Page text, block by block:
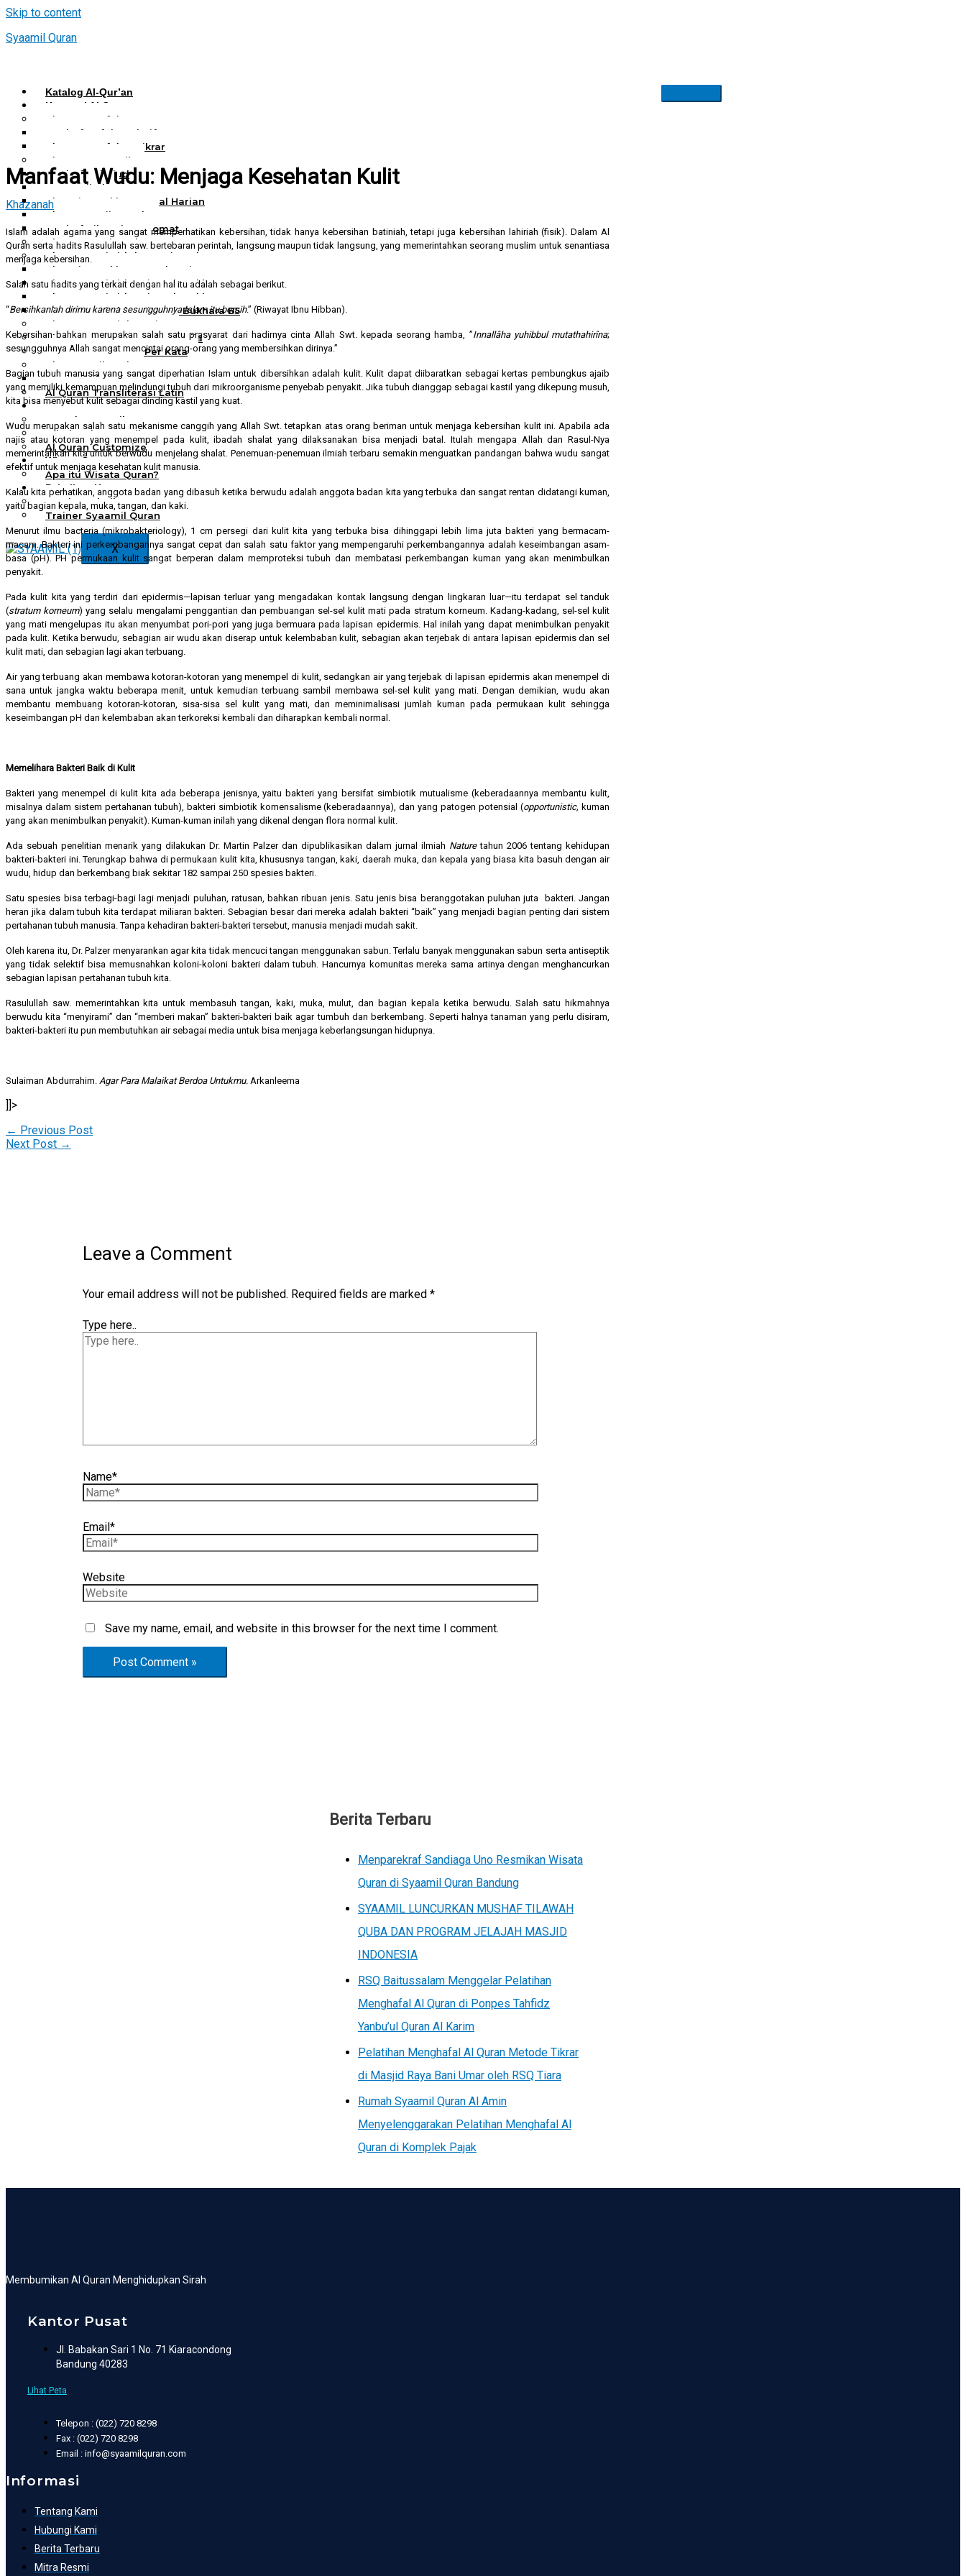
Skip to content
Syaamil Quran
Katalog Al-Qur’an
Kategori Al Quran
Al Quran Hafalan
Mushaf Hafalan Al Hifz
Al Quran Hafalan Tikrar
Al Quran Tematik
Mushaf Tahajud
Quran Hijrah
Al-Qur’an Bukhara Amal Harian
Al Quran Haji Umrah
Mushaf Tilawah Maqomat
Al Quran Terjemah
Al Quran Tajwid dan Terjemah
Al-Qur’an Bukhara Amal Harian
Al Quran Tajwid Terjemah Bukhara A6
Al Quran Tajwid Terjemah Bukhara A5
Al Quran Tajwid Terjemah Bukhara B5
Al Quran Spesial Wanita
Al Quran Spesial Wanita Azalia
Al Quran Terjemah Per Kata
Al Quran Tilawah
Mushaf Tilawah Quba
Al Quran Transliterasi Latin
Kemitraan
Rumah Syaamil
Wholesale & Retail
Al Quran Customize
Wisata Quran
Apa itu Wisata Quran?
Pelatihan Kequranan
Apa itu Pelatihan Quran?
Trainer Syaamil Quran
X
Manfaat Wudu: Menjaga Kesehatan Kulit
Khazanah
Islam adalah agama yang sangat memperhatikan kebersihan, tidak hanya kebersihan batiniah, tetapi juga kebersihan lahiriah (fisik). Dalam Al
Quran serta hadits Rasulullah saw. bertebaran perintah, langsung maupun tidak langsung, yang memerintahkan seorang muslim untuk senantiasa
menjaga kebersihan.
Salah satu hadits yang terkait dengan hal itu adalah sebagai berikut.
“Bersihkanlah dirimu karena sesungguhnya Islam itu bersih.” (Riwayat Ibnu Hibban).
Kebersihan bahkan merupakan salah satu prasyarat dari hadirnya cinta Allah Swt. kepada seorang hamba, ”Innallâha yuhibbul mutathahirîna;
sesungguhnya Allah sangat mencintai orang-orang yang membersihkan dirinya.”
Bagian tubuh manusia yang sangat diperhatian Islam untuk dibersihkan adalah kulit. Kulit dapat diibaratkan sebagai kertas pembungkus ajaib
yang memiliki kemampuan melindungi tubuh dari mikroorganisme penyebab penyakit. Jika tubuh dianggap sebagai kastil yang dikepung musuh,
kita bisa menyebut kulit sebagai dinding kastil yang kuat.
Wudu merupakan salah satu mekanisme canggih yang Allah Swt. tetapkan atas orang beriman untuk menjaga kebersihan kulit ini. Apabila ada
najis atau kotoran yang menempel pada kulit, ibadah shalat yang dilaksanakan bisa menjadi batal. Itulah mengapa Allah dan Rasul-Nya
memerintahkan kita untuk berwudu menjelang shalat. Penemuan-penemuan ilmiah terbaru semakin menguatkan pandangan bahwa wudu sangat
efektif untuk menjaga kesehatan kulit manusia.
Kalau kita perhatikan, anggota badan yang dibasuh ketika berwudu adalah anggota badan kita yang terbuka dan sangat rentan didatangi kuman,
yaitu bagian kepala, muka, tangan, dan kaki.
Menurut ilmu bacteria (mikrobakteriology), 1 cm persegi dari kulit kita yang terbuka bisa dihinggapi lebih lima juta bakteri yang bermacam-
macam. Bakteri ini perkembangannya sangat cepat dan salah satu faktor yang mempengaruhi perkembangannya adalah keseimbangan asam-
basa (pH). PH permukaan kulit sangat berperan dalam memproteksi tubuh dan membatasi perkembangan kuman yang akan menimbulkan
penyakit.
Pada kulit kita yang terdiri dari epidermis—lapisan terluar yang mengadakan kontak langsung dengan lingkaran luar—itu terdapat sel tanduk
(stratum korneum) yang selalu mengalami penggantian dan pembuangan sel-sel kulit mati pada stratum korneum. Kadang-kadang, sel-sel kulit
yang mati mengelupas itu akan menyumbat pori-pori yang juga bermuara pada lapisan epidermis. Hal inilah yang dapat menimbulkan penyakit
pada kulit. Ketika berwudu, sebagian air wudu akan diserap untuk kelembaban kulit, sebagian akan terjebak di antara lapisan epidermis dan sel
kulit mati, dan sebagian lagi akan terbuang.
Air yang terbuang akan membawa kotoran-kotoran yang menempel di kulit, sedangkan air yang terjebak di lapisan epidermis akan menempel di
sana untuk jangka waktu beberapa menit, untuk kemudian terbuang sambil membawa sel-sel kulit yang mati. Dengan demikian, wudu akan
membantu membuang kotoran-kotoran, sisa-sisa sel kulit yang mati, dan meminimalisasi jumlah kuman pada permukaan kulit sehingga
keseimbangan pH dan kelembaban akan terkoreksi kembali dan diharapkan kembali normal.
Memelihara Bakteri Baik di Kulit
Bakteri yang menempel di kulit kita ada beberapa jenisnya, yaitu bakteri yang bersifat simbiotik mutualisme (keberadaannya membantu kulit,
misalnya dalam sistem pertahanan tubuh), bakteri simbiotik komensalisme (keberadaannya), dan yang patogen potensial (opportunistic, kuman
yang akan menimbulkan penyakit). Kuman-kuman inilah yang dikenal dengan flora normal kulit.
Ada sebuah penelitian menarik yang dilakukan Dr. Martin Palzer dan dipublikasikan dalam jurnal ilmiah Naturetahun 2006 tentang kehidupan
bakteri-bakteri ini. Terungkap bahwa di permukaan kulit kita, khususnya tangan, kaki, daerah muka, dan kepala yang biasa kita basuh dengan air
wudu, hidup dan berkembang biak sekitar 182 sampai 250 spesies bakteri.
Satu spesies bisa terbagi-bagi lagi menjadi puluhan, ratusan, bahkan ribuan jenis. Satu jenis bisa beranggotakan puluhan juta bakteri. Jangan
heran jika dalam tubuh kita terdapat miliaran bakteri. Sebagian besar dari mereka adalah bakteri “baik” yang menjadi bagian penting dari sistem
pertahanan tubuh manusia. Tanpa kehadiran bakteri-bakteri tersebut, manusia menjadi mudah sakit.
Oleh karena itu, Dr. Palzer menyarankan agar kita tidak mencuci tangan menggunakan sabun. Terlalu banyak menggunakan sabun serta antiseptik
yang tidak selektif bisa memusnahkan koloni-koloni bakteri dalam tubuh. Hancurnya komunitas mereka sama artinya dengan menghancurkan
sebagian lapisan pertahanan tubuh kita.
Rasulullah saw. memerintahkan kita untuk membasuh tangan, kaki, muka, mulut, dan bagian kepala ketika berwudu. Salah satu hikmahnya
berwudu kita “menyirami” dan “memberi makan” bakteri-bakteri baik agar tumbuh dan berkembang. Seperti halnya tanaman yang perlu disiram,
bakteri-bakteri itu pun membutuhkan air sebagai media untuk bisa menjaga keberlangsungan hidupnya.
Sulaiman Abdurrahim. Agar Para Malaikat Berdoa Untukmu. Arkanleema
]]>
← Previous Post
Next Post →
Leave a Comment
Your email address will not be published. Required fields are marked *
Type here..
Name*
Email*
Website
Save my name, email, and website in this browser for the next time I comment.
Berita Terbaru
Menparekraf Sandiaga Uno Resmikan Wisata
Quran di Syaamil Quran Bandung
SYAAMIL LUNCURKAN MUSHAF TILAWAH
QUBA DAN PROGRAM JELAJAH MASJID
INDONESIA
RSQ Baitussalam Menggelar Pelatihan
Menghafal Al Quran di Ponpes Tahfidz
Yanbu’ul Quran Al Karim
Pelatihan Menghafal Al Quran Metode Tikrar
di Masjid Raya Bani Umar oleh RSQ Tiara
Rumah Syaamil Quran Al Amin
Menyelenggarakan Pelatihan Menghafal Al
Quran di Komplek Pajak
Membumikan Al Quran Menghidupkan Sirah
Kantor Pusat
Jl. Babakan Sari 1 No. 71 Kiaracondong
Bandung 40283
Lihat Peta
Telepon : (022) 720 8298
Fax : (022) 720 8298
Email : info@syaamilquran.com
Informasi
Tentang Kami
Hubungi Kami
Berita Terbaru
Mitra Resmi